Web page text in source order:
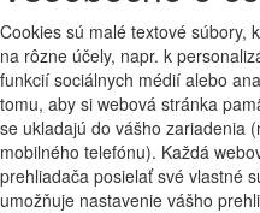
Cookies sú malé textové súbory,
na rôzne účely, napr. k
funkcií sociálnych médií alebo
tomu, aby si webová stránka
se ukladajú do vášho zariadenia
mobilného telefónu). Každá
prehliadača posielať své vlastné
umožňuje nastavenie vášho